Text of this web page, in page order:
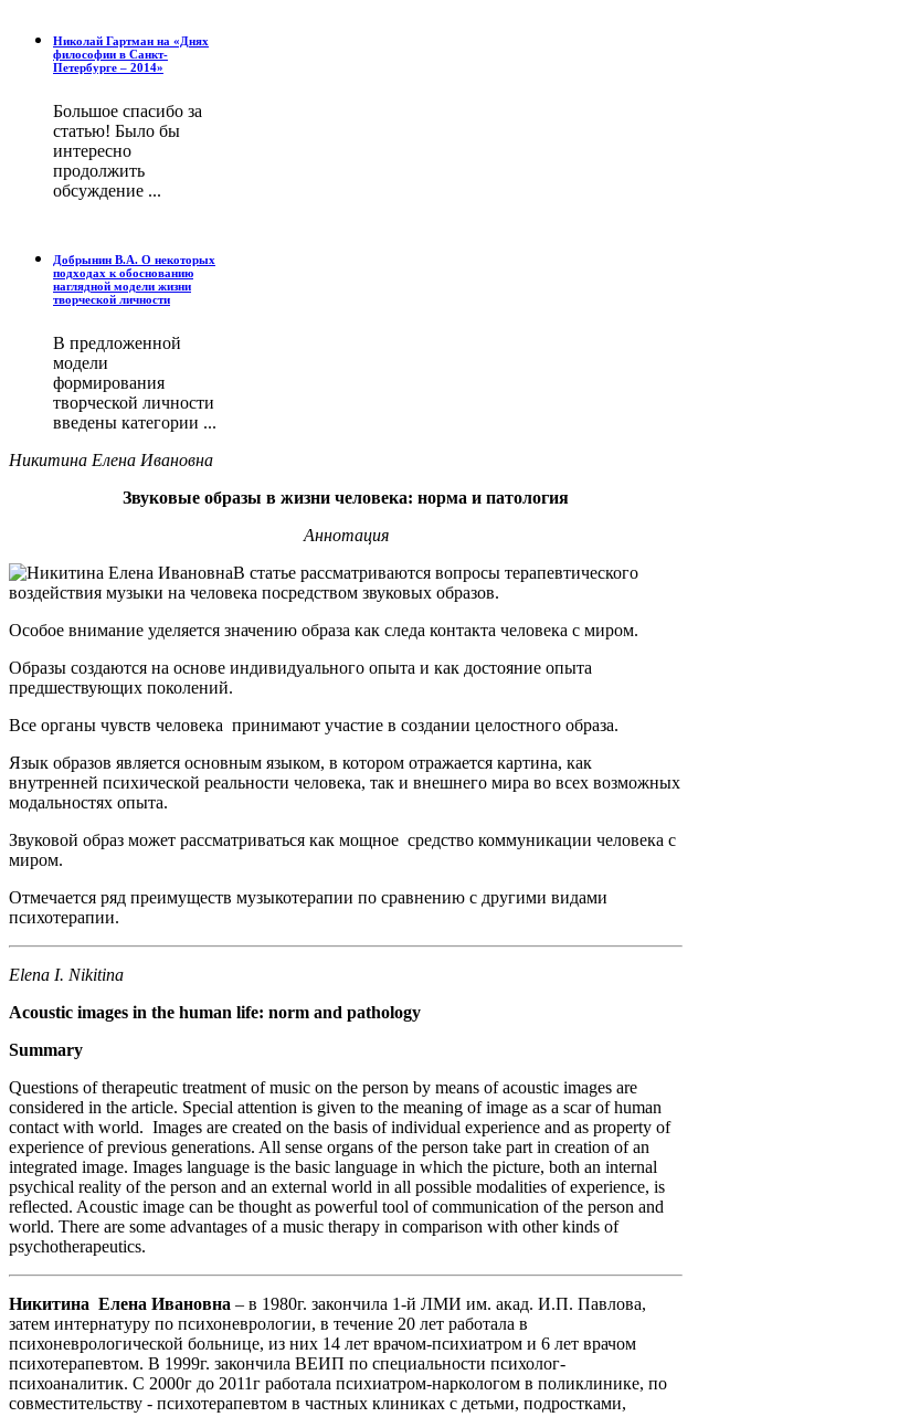
Николай Гартман на «Днях
философии в Санкт-
Петербурге – 2014»
Большое спасибо за
статью! Было бы
интересно
продолжить
обсуждение ...
Добрынин В.А. О некоторых
подходах к обоснованию
наглядной модели жизни
творческой личности
В предложенной
модели
формирования
творческой личности
введены категории ...
Никитина Елена Ивановна
Звуковые образы в жизни человека: норма и патология
Аннотация
В статье рассматриваются вопросы терапевтического
воздействия музыки на человека посредством звуковых образов.
Особое внимание уделяется значению образа как следа контакта человека с миром.
Образы создаются на основе индивидуального опыта и как достояние опыта
предшествующих поколений.
Все органы чувств человека принимают участие в создании целостного образа.
Язык образов является основным языком, в котором отражается картина, как
внутренней психической реальности человека, так и внешнего мира во всех возможных
модальностях опыта.
Звуковой образ может рассматриваться как мощное средство коммуникации человека с
миром.
Отмечается ряд преимуществ музыкотерапии по сравнению с другими видами
психотерапии.
Elena I. Nikitina
Acoustic images in the human life: norm and pathology
Summary
Questions of therapeutic treatment of music on the person by means of acoustic images are
considered in the article. Special attention is given to the meaning of image as a scar of human
contact with world. Images are created on the basis of individual experience and as property of
experience of previous generations. All sense organs of the person take part in creation of an
integrated image. Images language is the basic language in which the picture, both an internal
psychical reality of the person and an external world in all possible modalities of experience, is
reflected. Acoustic image can be thought as powerful tool of communication of the person and
world. There are some advantages of a music therapy in comparison with other kinds of
psychotherapeutics.
Никитина Елена Ивановна – в 1980г. закончила 1-й ЛМИ им. акад. И.П. Павлова,
затем интернатуру по психоневрологии, в течение 20 лет работала в
психоневрологической больнице, из них 14 лет врачом-психиатром и 6 лет врачом
психотерапевтом. В 1999г. закончила ВЕИП по специальности психолог-
психоаналитик. С 2000г до 2011г работала психиатром-наркологом в поликлинике, по
совместительству - психотерапевтом в частных клиниках с детьми, подростками,